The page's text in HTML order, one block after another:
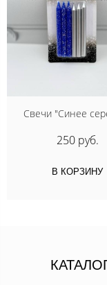
Свечи "Синее
250 руб.
В КОРЗИНУ